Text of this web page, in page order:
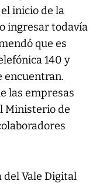
inicio de la
ingresar todavía
que es
140 y
encuentran.
las empresas
Ministerio de
del Vale Digital